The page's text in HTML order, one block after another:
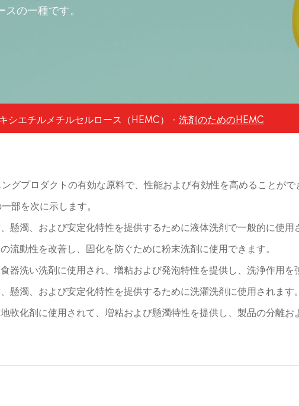
の一種です。
シエチルメチルセルロース（HEMC） 洗剤のためのHEMC
グプロダクトの有効な原料で、性能および有効性を高めることがで
部を次に示します。
懸濁、および安定化特性を提供するために液体洗剤で一般的に使用
流動性を改善し、固化を防ぐために粉末洗剤に使用できます。
器洗い洗剤に使用され、増粘および発泡特性を提供し、洗浄作用を
懸濁、および安定化特性を提供するために洗濯洗剤に使用されます。
軟化剤に使用されて、増粘および懸濁特性を提供し、製品の分離お